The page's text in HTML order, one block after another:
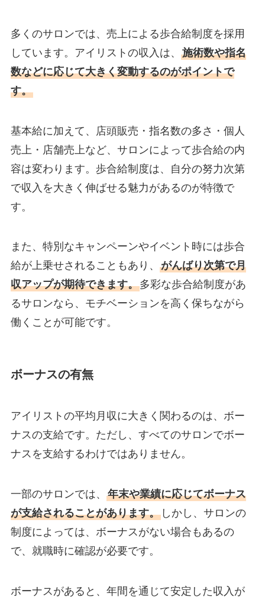
多くのサロンでは、売上による歩合給制度を採用
しています。アイリストの収入は、 施術数や指名
数などに応じて大きく変動するのがポイントで
す。
基本給に加えて、店頭販売・指名数の多さ・個人
売上・店舗売上など、サロンによって歩合給の内
容は変わります。歩合給制度は、自分の努力次第
で収入を大きく伸ばせる魅力があるのが特徴で
す。
また、特別なキャンペーンやイベント時には歩合
給が上乗せされることもあり、 がんばり次第で月
収アップが期待できます。多彩な歩合給制度があ
るサロンなら、モチベーションを高く保ちながら
働くことが可能です。
ボーナスの有無
アイリストの平均月収に大きく関わるのは、ボー
ナスの支給です。ただし、すべてのサロンでボー
ナスを支給するわけではありません。
一部のサロンでは、 年末や業績に応じてボーナス
が支給されることがあります。しかし、サロンの
制度によっては、ボーナスがない場合もあるの
で、就職時に確認が必要です。
ボーナスがあると、年間を通じて安定した収入が